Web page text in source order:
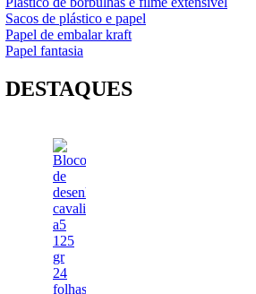
Sacos de plástico e papel
Papel de embalar kraft
Papel fantasia
DESTAQUES